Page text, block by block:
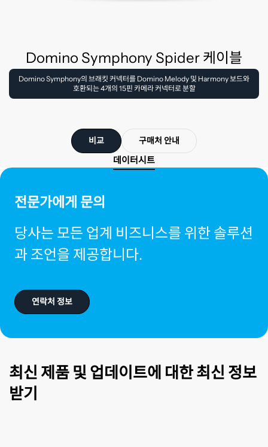
Domino Symphony Spider 케이블
Domino Symphony의 브래킷 커넥터를 Domino Melody 및 Harmony 보드와
호환되는 4개의 15핀 카메라 커넥터로 분할
데이터시트
비교 구매처 안내
전문가에게 문의
당사는 모든 업계 비즈니스를 위한 솔루션
과 조언을 제공합니다.
연락처 정보
최신 제품 및 업데이트에 대한 최신 정보
받기